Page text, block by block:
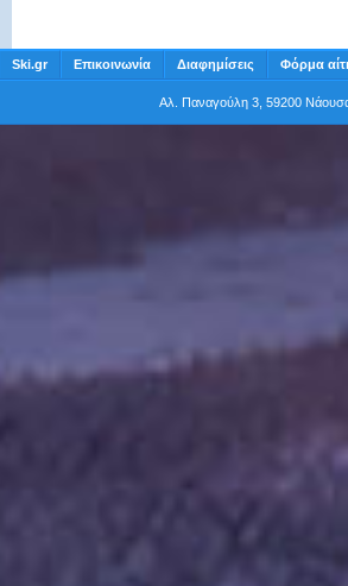
Ski.gr Επικοινωνία Διαφημίσεις Φόρμα
Αλ. Παναγούλη 3, 59200